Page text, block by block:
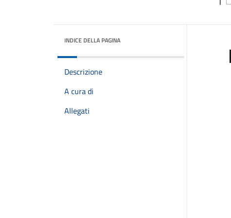
INDICE DELLA PAGINA
Descrizione
A cura di
Allegati